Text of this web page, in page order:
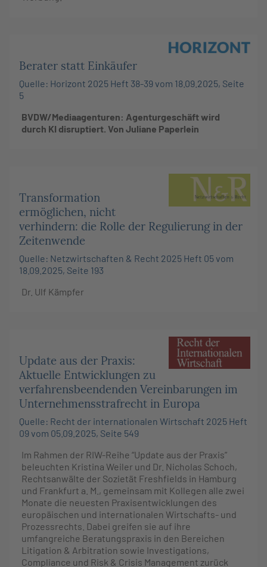
Berater statt Einkäufer
Quelle: Horizont 2025 Heft 38-39 vom 18.09.2025, Seite
5
BVDW/Mediaagenturen: Agenturgeschäft wird
durch KI disruptiert. Von Juliane Paperlein
Transformation
ermöglichen, nicht
verhindern: die Rolle der Regulierung in der
Zeitenwende
Quelle: Netzwirtschaften & Recht 2025 Heft 05 vom
18.09.2025, Seite 193
Dr. Ulf Kämpfer
Update aus der Praxis:
Aktuelle Entwicklungen zu
verfahrensbeendenden Vereinbarungen im
Unternehmensstrafrecht in Europa
Quelle: Recht der internationalen Wirtschaft 2025 Heft
09 vom 05.09.2025, Seite 549
Im Rahmen der RIW-Reihe “Update aus der Praxis”
beleuchten Kristina Weiler und Dr. Nicholas Schoch,
Rechtsanwälte der Sozietät Freshfields in Hamburg
und Frankfurt a. M., gemeinsam mit Kollegen alle zwei
Monate die neuesten Praxisentwicklungen des
europäischen und internationalen Wirtschafts- und
Prozessrechts. Dabei greifen sie auf ihre
umfangreiche Beratungspraxis in den Bereichen
Litigation & Arbitration sowie Investigations,
Compliance und Risk & Crisis Management zurück